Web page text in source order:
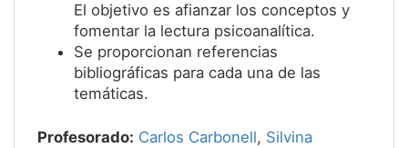
El objetivo es afianzar los conceptos y
fomentar la lectura psicoanalítica.
Se proporcionan referencias
bibliográficas para cada una de las
temáticas.
Profesorado: Carlos Carbonell, Silvina